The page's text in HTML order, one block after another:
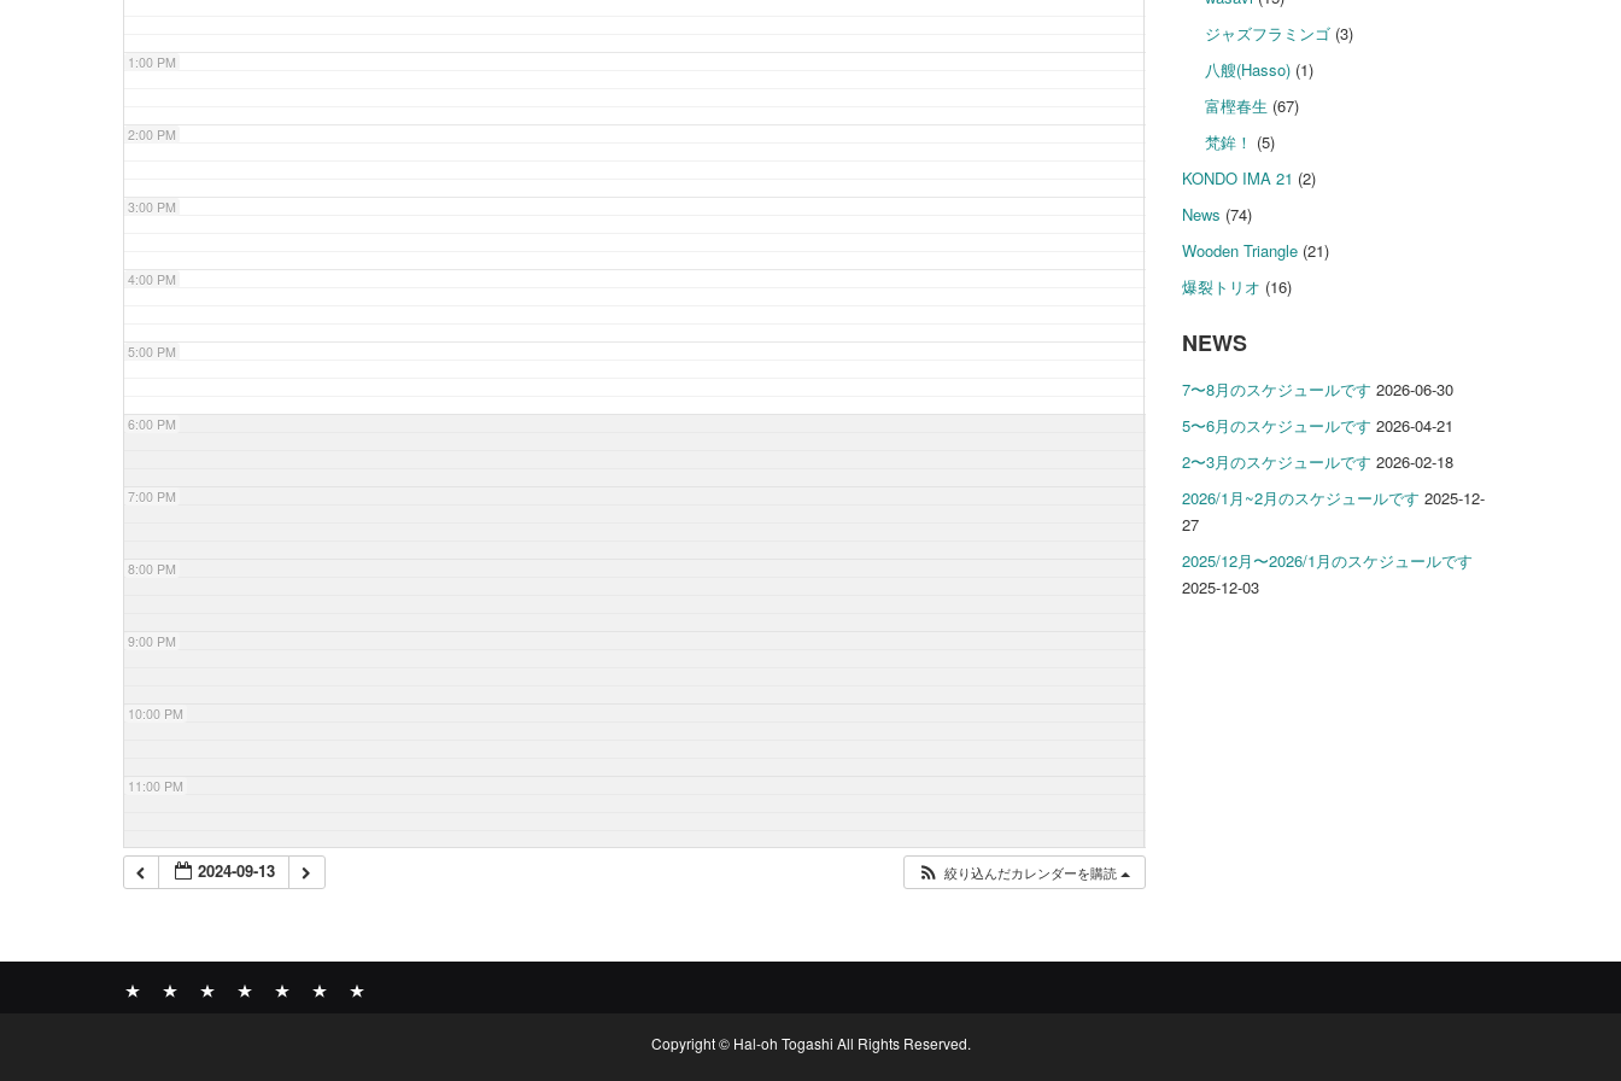
1:00 PM
2:00 PM
3:00 PM
4:00 PM
5:00 PM
6:00 PM
7:00 PM
8:00 PM
9:00 PM
10:00 PM
11:00 PM
2024-09-13 絞り込んだカレンダーを購読
ジャズフラミンゴ (3)
八艘(Hasso) (1)
富樫春生 (67)
梵鉾！ (5)
KONDO IMA 21 (2)
News (74)
Wooden Triangle(21)
爆裂トリオ (16)
NEWS
7〜8月のスケジュールです 2026-06-30
5〜6月のスケジュールです 2026-04-21
2〜3月のスケジュールです 2026-02-18
2026/1月~2月のスケジュールです 2025-12-
27
2025/12月〜2026/1月のスケジュールです
2025-12-03
Copyright © Hal-oh Togashi All Rights Reserved.